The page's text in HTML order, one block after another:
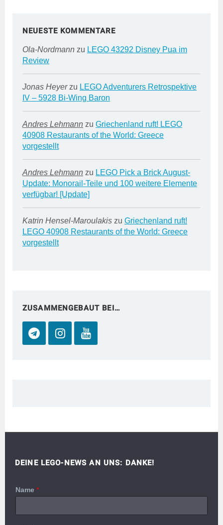
NEUESTE KOMMENTARE
Ola-Nordmann zu LEGO 43292 Disney Pua im
Review
Jonas Heyerzu LEGO Adventurers Retrospektive
IV – 5928 Bi-Wing Baron
Andres Lehmann zu Griechenland ruft! LEGO
40908 Restaurants of the World: Greece
vorgestellt
Andres Lehmann zu LEGO Pick a Brick August-
Update: Monorail-Teile und 100 weitere Elemente
verfügbar! [Update]
Katrin Hensel-Maroulakis zu Griechenland ruft!
LEGO 40908 Restaurants of the World: Greece
vorgestellt
ZUSAMMENGEBAUT BEI…
DEINE LEGO-NEWS AN UNS: DANKE!
Name *